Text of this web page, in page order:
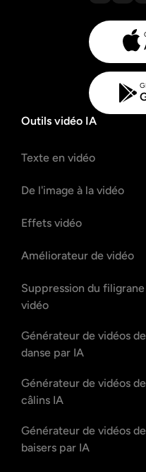
Outils vidéo IA
Texte en vidéo
De l'image à la vidéo
Effets vidéo
Améliorateur de vidéo
Suppression du filigrane
vidéo
Générateur de vidéos de
danse par IA
Générateur de vidéos de
câlins IA
Générateur de vidéos de
baisers par IA